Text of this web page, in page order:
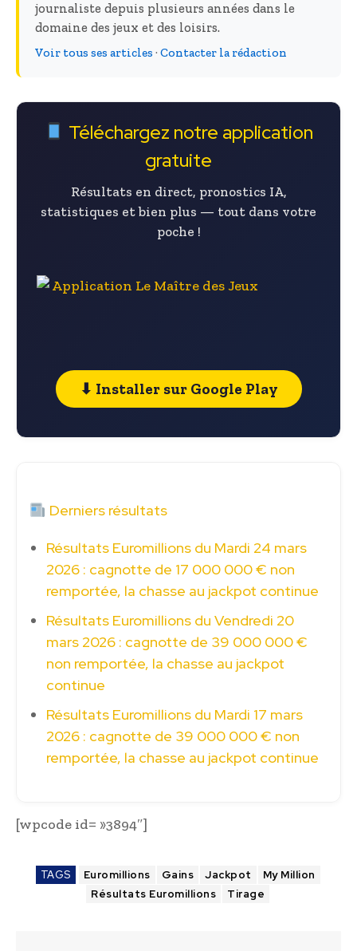
journaliste depuis plusieurs années dans le
domaine des jeux et des loisirs.
Voir tous ses articles · Contacter la rédaction
Téléchargez notre application
gratuite
Résultats en direct, pronostics IA,
statistiques et bien plus — tout dans votre
poche !
⬇ Installer sur Google Play
Derniers résultats
Résultats Euromillions du Mardi 24 mars
2026 : cagnotte de 17 000 000 € non
remportée, la chasse au jackpot continue
Résultats Euromillions du Vendredi 20
mars 2026 : cagnotte de 39 000 000 €
non remportée, la chasse au jackpot
continue
Résultats Euromillions du Mardi 17 mars
2026 : cagnotte de 39 000 000 € non
remportée, la chasse au jackpot continue
[wpcode id= »3894″]
TAGS Euromillions Gains Jackpot
My Million
Résultats Euromillions
Tirage